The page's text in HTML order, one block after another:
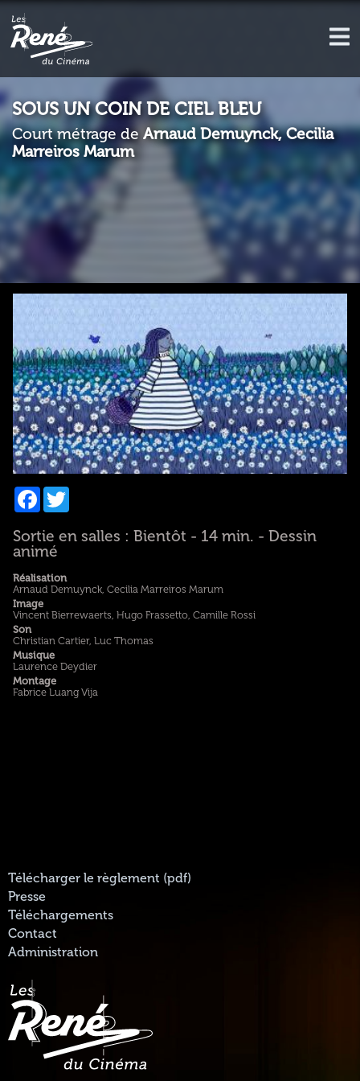
SOUS UN COIN DE CIEL BLEU
Court métrage de Arnaud Demuynck, Cecilia
Marreiros Marum
Facebook
Twitter
Sortie en salles : Bientôt - 14 min. - Dessin
animé
Réalisation
Arnaud Demuynck, Cecilia Marreiros Marum
Image
Vincent Bierrewaerts, Hugo Frassetto, Camille Rossi
Son
Christian Cartier, Luc Thomas
Musique
Laurence Deydier
Montage
Fabrice Luang Vija
Télécharger le règlement (pdf)
Presse
Téléchargements
Contact
Administration